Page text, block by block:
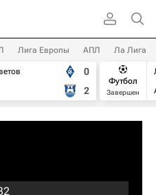
Лига Европы АПЛ Ла Лига
0
2
Футбол
Завершен